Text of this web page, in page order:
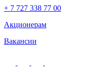
+ 7 727 338 77 00
Акционерам
Вакансии